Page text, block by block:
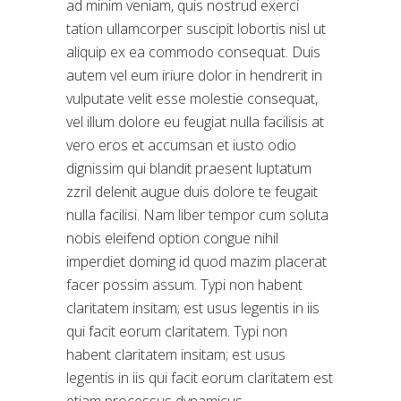
ad minim veniam, quis nostrud exerci
tation ullamcorper suscipit lobortis nisl ut
aliquip ex ea commodo consequat. Duis
autem vel eum iriure dolor in hendrerit in
vulputate velit esse molestie consequat,
vel illum dolore eu feugiat nulla facilisis at
vero eros et accumsan et iusto odio
dignissim qui blandit praesent luptatum
zzril delenit augue duis dolore te feugait
nulla facilisi. Nam liber tempor cum soluta
nobis eleifend option congue nihil
imperdiet doming id quod mazim placerat
facer possim assum. Typi non habent
claritatem insitam; est usus legentis in iis
qui facit eorum claritatem. Typi non
habent claritatem insitam; est usus
legentis in iis qui facit eorum claritatem est